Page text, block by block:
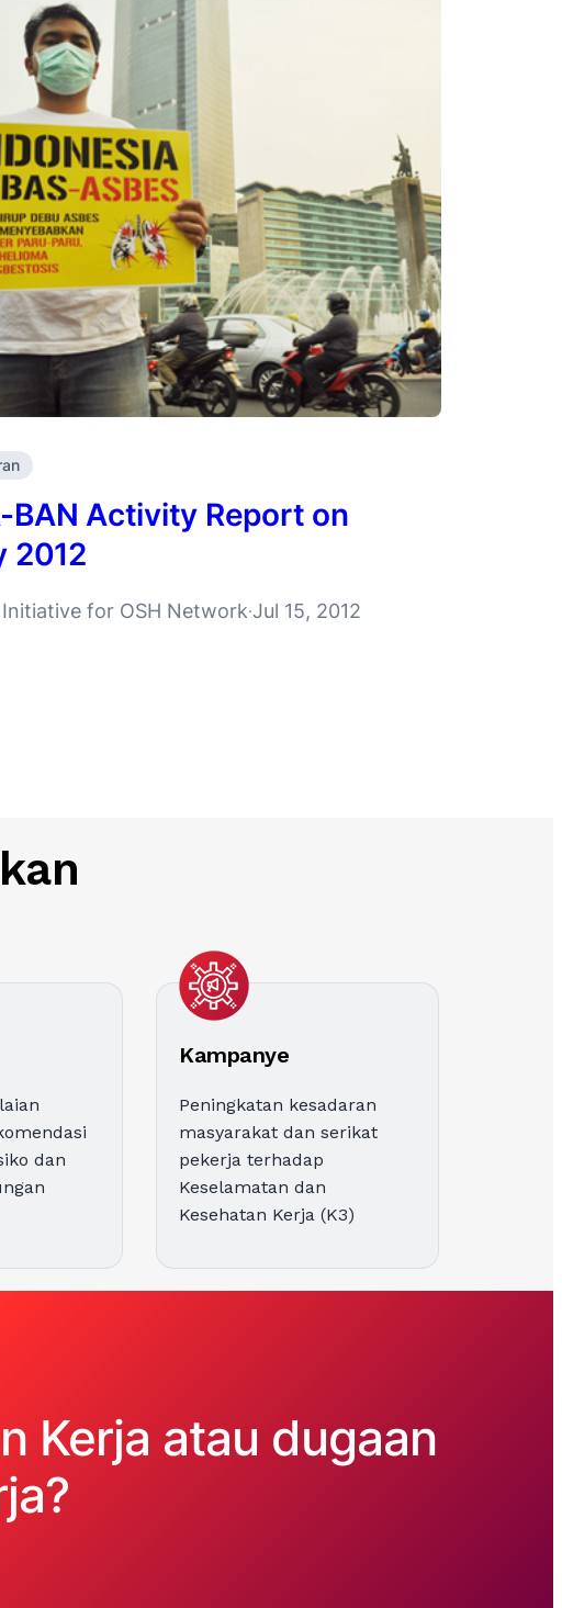
BAN Activity Report on
2012
for OSH Network·Jul 15, 2012
dan
Kampanye
Peningkatan kesadaran
masyarakat dan serikat
pekerja terhadap
Keselamatan dan
Kesehatan Kerja (K3)
Kerja atau dugaan